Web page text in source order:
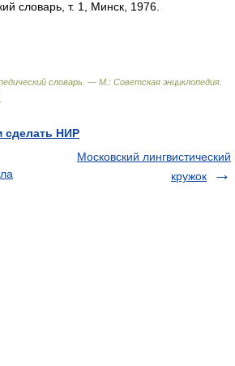
словарь, т. 1, Минск, 1976.
словарь. — М.: Советская энциклопедия
сделать НИР
Московский лингвистический
кружок